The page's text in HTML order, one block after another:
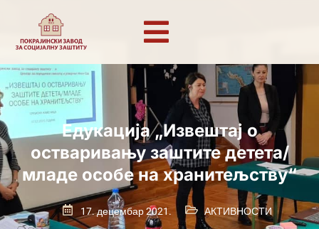
Едукација „Извештај о
остваривању заштите детета/
младе особе на хранитељству“
17. децембар 2021. АКТИВНОСТИ